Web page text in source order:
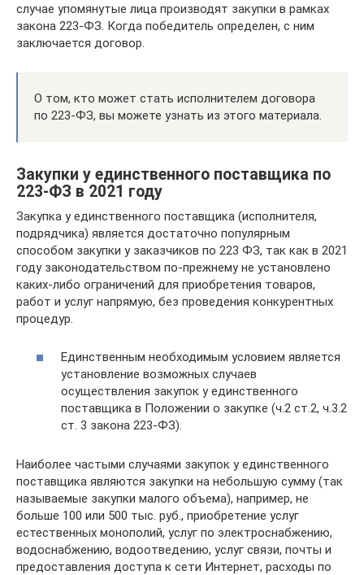
случае упомянутые лица производят закупки в рамках
закона 223-ФЗ. Когда победитель определен, с ним
заключается договор.
О том, кто может стать исполнителем договора
по 223-ФЗ, вы можете узнать из этого материала.
Закупки у единственного поставщика по
223-ФЗ в 2021 году
Закупка у единственного поставщика (исполнителя,
подрядчика) является достаточно популярным
способом закупки у заказчиков по 223 ФЗ, так как в 2021
году законодательством по-прежнему не установлено
каких-либо ограничений для приобретения товаров,
работ и услуг напрямую, без проведения конкурентных
процедур.
Единственным необходимым условием является
установление возможных случаев
осуществления закупок у единственного
поставщика в Положении о закупке (ч.2 ст.2, ч.3.2
ст. 3 закона 223-ФЗ).
Наиболее частыми случаями закупок у единственного
поставщика являются закупки на небольшую сумму (так
называемые закупки малого объема), например, не
больше 100 или 500 тыс. руб., приобретение услуг
естественных монополий, услуг по электроснабжению,
водоснабжению, водоотведению, услуг связи, почты и
предоставления доступа к сети Интернет, расходы по